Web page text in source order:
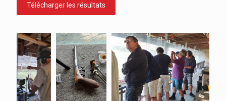
Télécharger les résultats